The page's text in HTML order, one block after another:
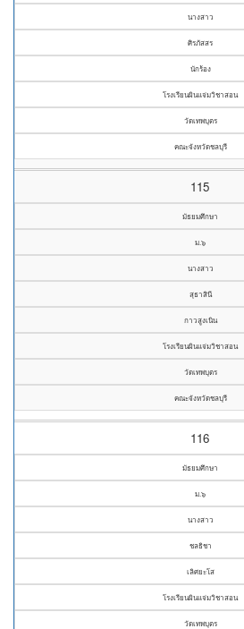
นางสาว
ศิรภัสสร
นักร้อง
โรงเรียนผินแจ่มวิชาสอน
วัดเทพบุตร
คณะจังหวัดชลบุรี
115
มัธยมศึกษา
ม.๖
นางสาว
สุธาสินี
กาวสูงเนิน
โรงเรียนผินแจ่มวิชาสอน
วัดเทพบุตร
คณะจังหวัดชลบุรี
116
มัธยมศึกษา
ม.๖
นางสาว
ชลธิชา
เลิศยะโส
โรงเรียนผินแจ่มวิชาสอน
วัดเทพบุตร